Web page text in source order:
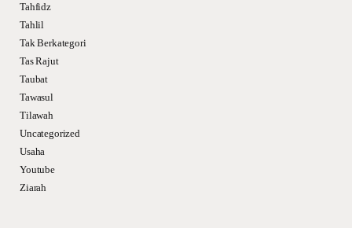
Tahfidz
Tahlil
Tak Berkategori
Tas Rajut
Taubat
Tawasul
Tilawah
Uncategorized
Usaha
Youtube
Ziarah